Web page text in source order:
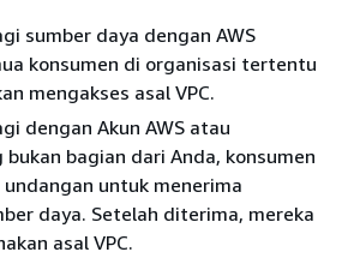
sumber daya dengan AWS
konsumen di organisasi tertentu
mengakses asal VPC.
dengan Akun AWS atau
bukan bagian dari Anda, konsumen
untuk menerima
daya. Setelah diterima, mereka
asal VPC.